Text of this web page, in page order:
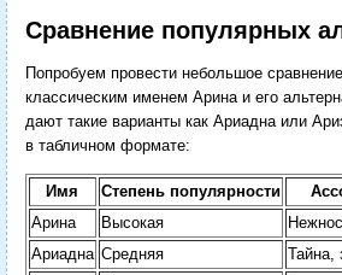
Сравнение популярных
Попробуем провести небольшое
классическим именем Арина и его
дают такие варианты как Ариадна или
в табличном формате:
Имя Степень популярности
Арина
Высокая
Ариадна Средняя
Тайна,